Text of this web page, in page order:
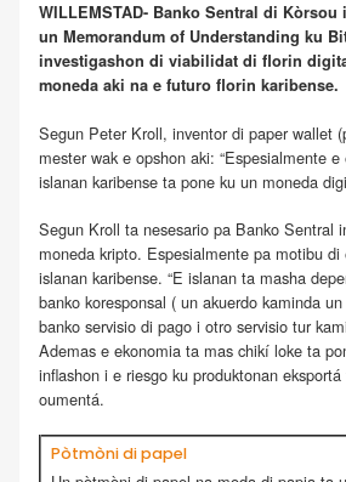
WILLEMSTAD- Banko Sentral di Kòrsou
un Memorandum of Understanding ku
investigashon di viabilidat di florin
moneda aki na e futuro florin karibense.
Segun Peter Kroll, inventor di paper wallet
mester wak e opshon aki: “Espesialmente
islanan karibense ta pone ku un moneda
Segun Kroll ta nesesario pa Banko Sentral
moneda kripto. Espesialmente pa motibu
islanan karibense. “E islanan ta masha
banko koresponsal ( un akuerdo kaminda
banko servisio di pago i otro servisio tur
Ademas e ekonomia ta mas chikí loke ta
inflashon i e riesgo ku produktonan
oumentá.
Pòtmòni di papel